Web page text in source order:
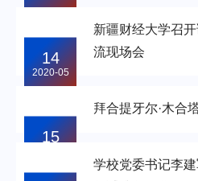
14
2020-05
新疆财经大学召
流现场会
15
拜合提牙尔·木合
学校党委书记李